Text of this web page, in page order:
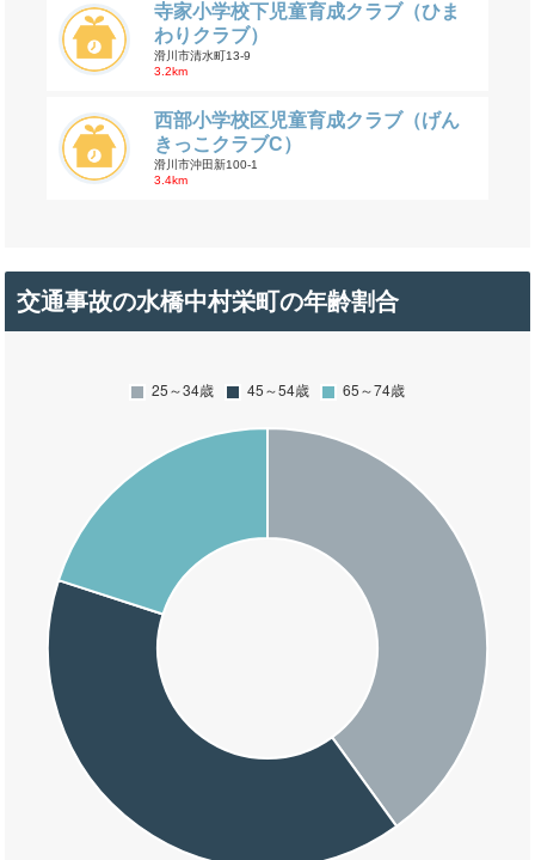
寺家小学校下児童育成クラブ（ひま
わりクラブ）
滑川市清水町13-9
3.2km
西部小学校区児童育成クラブ（げん
きっこクラブC）
滑川市沖田新100-1
3.4km
交通事故の水橋中村栄町の年齢割合